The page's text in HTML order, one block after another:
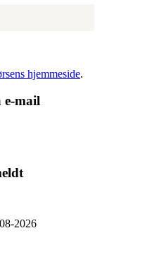
hjemmeside.
e-mail
2026